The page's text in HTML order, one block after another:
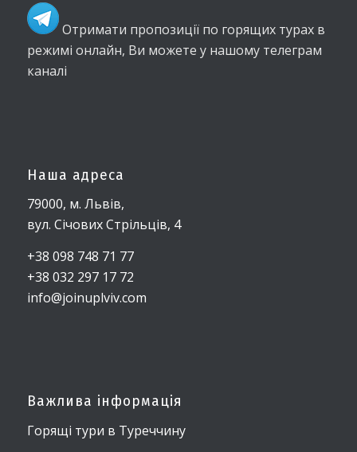
Отримати пропозиції по горящих турах в
режимі онлайн, Ви можете у нашому телеграм
каналі
Наша адреса
79000, м. Львів,
вул. Січових Стрільців, 4
+38 098 748 71 77
+38 032 297 17 72
info@joinuplviv.com
Важлива інформація
Горящі тури в Туреччину